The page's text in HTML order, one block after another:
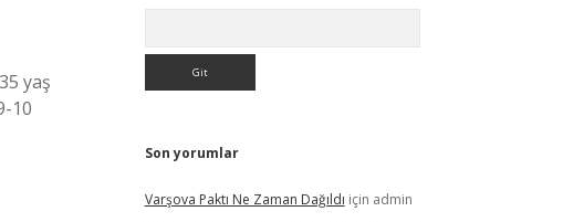
yaş
10
Son yorumlar
Varşova Paktı Ne Zaman Dağıldı için admin